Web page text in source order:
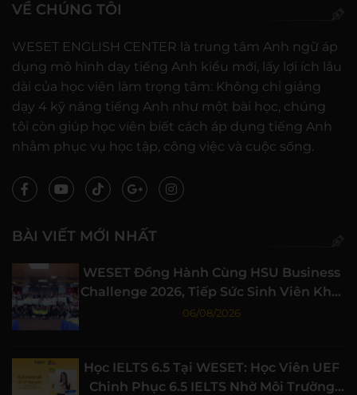
VỀ CHÚNG TÔI
WESET ENGLISH CENTER là trung tâm Anh ngữ áp
dụng mô hình dạy tiếng Anh kiểu mới, lấy lợi ích lâu
dài của học viên làm trọng tâm: Không chỉ giảng
dạy 4 kỹ năng tiếng Anh như một bài học, chúng
tôi còn giúp học viên biết cách áp dụng tiếng Anh
nhằm phục vụ học tập, công việc và cuộc sống.
BÀI VIẾT MỚI NHẤT
WESET Đồng Hành Cùng HSU Business
Challenge 2026, Tiếp Sức Sinh Viên Khởi
Nghiệp
06/08/2026
Học IELTS 6.5 Tại WESET: Học Viên UEF
Chinh Phục 6.5 IELTS Nhờ Môi Trường